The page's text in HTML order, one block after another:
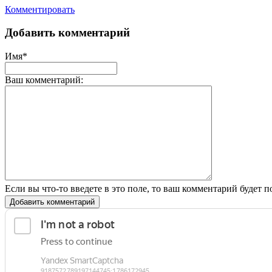
Комментировать
Добавить комментарий
Имя*
Ваш комментарий:
Если вы что-то введете в это поле, то ваш комментарий будет
Добавить комментарий